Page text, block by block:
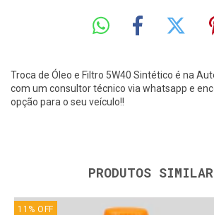
Troca de Óleo e Filtro 5W40 Sintético é na
com um consultor técnico via whatsapp e
opção para o seu veículo!!
PRODUTOS
11 % OFF